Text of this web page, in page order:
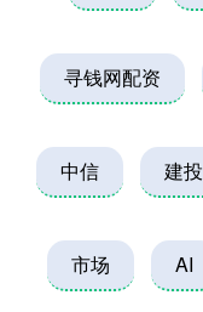
寻钱网配资
中信 建投
市场 AI